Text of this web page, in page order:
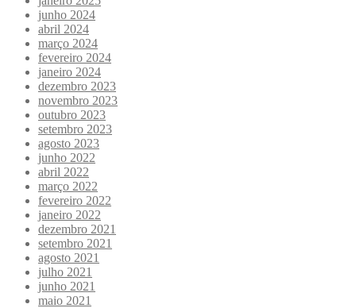
junho 2024
abril 2024
março 2024
fevereiro 2024
janeiro 2024
dezembro 2023
novembro 2023
outubro 2023
setembro 2023
agosto 2023
junho 2022
abril 2022
março 2022
fevereiro 2022
janeiro 2022
dezembro 2021
setembro 2021
agosto 2021
julho 2021
junho 2021
maio 2021